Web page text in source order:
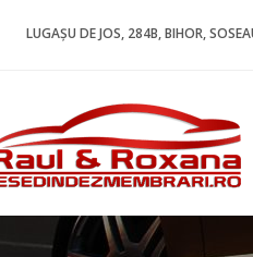
LUGAȘU DE JOS, 284B, BIHOR,